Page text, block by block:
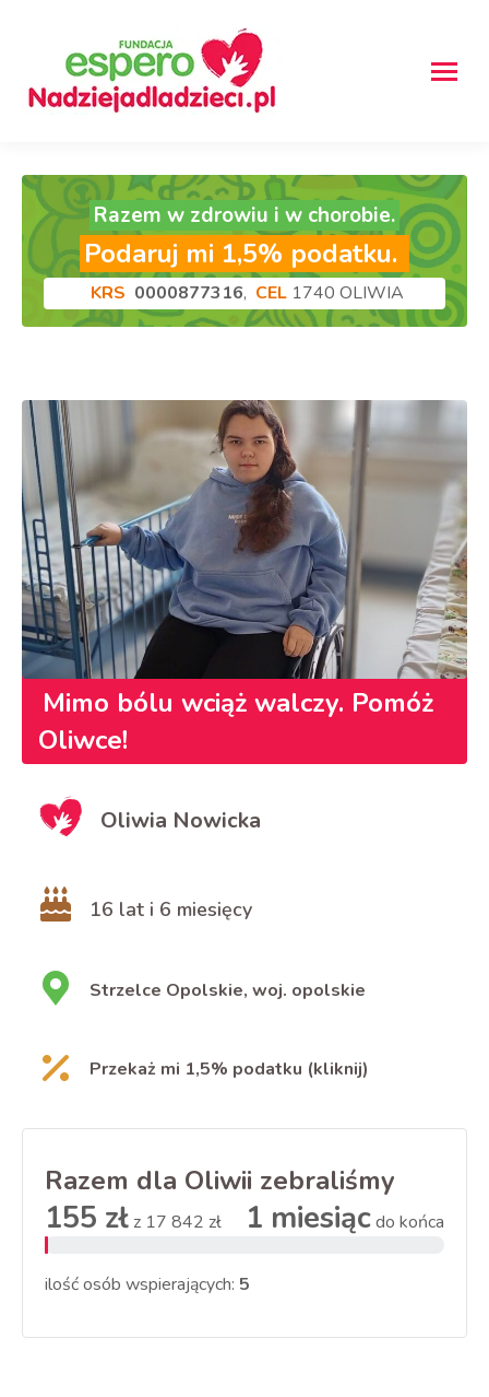
Razem w zdrowiu i w chorobie.
Podaruj mi 1,5% podatku.
KRS 0000877316, CEL 1740 OLIWIA
Mimo bólu wciąż walczy. Pomóż
Oliwce!
Oliwia Nowicka
16 lat i 6 miesięcy
Strzelce Opolskie, woj. opolskie
Przekaż mi 1,5% podatku (kliknij)
Razem dla Oliwii zebraliśmy
155 zł z 17 842 zł 1 miesiącdo końca
ilość osób wspierających: 5